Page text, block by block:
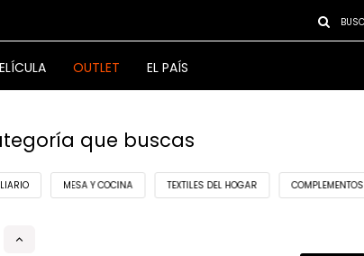
OUTLET EL PAÍS
que buscas
MESA Y COCINA TEXTILES DEL HOGAR COMPLEMENTOS